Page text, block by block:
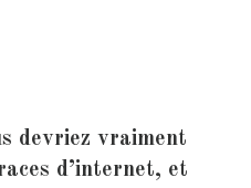
devriez vraiment
d’internet, et